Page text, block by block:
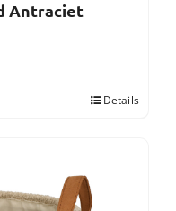
Antraciet
Details